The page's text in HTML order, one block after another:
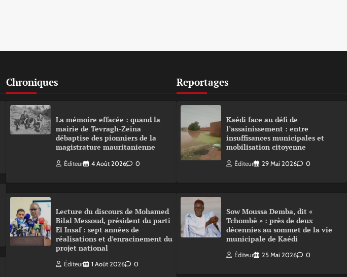
Chroniques
La mémoire effacée : quand la
mairie de Tevragh-Zeina
débaptise des pionniers de la
magistrature mauritanienne
Éditeur 4 Août 2026 0
Lecture du discours de Mohamed
Bilal Messoud, président du parti
El Insaf : sept années de
réalisations et d’enracinement du
projet national
Éditeur 1 Août 2026 0
Reportages
Kaédi face au défi de
l’assainissement : entre
insuffisances municipales et
mobilisation citoyenne
Éditeur 29 Mai 2026 0
Sow Moussa Demba, dit «
Tchombè » : près de deux
décennies au sommet de la vie
municipale de Kaédi
Éditeur 25 Mai 2026 0